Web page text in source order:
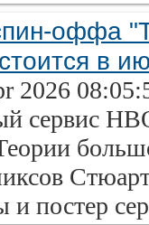
оффа
в
2026
сервис
и постер